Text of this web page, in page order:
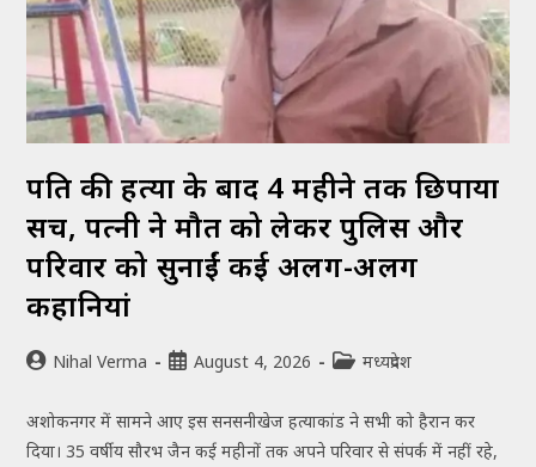
पति की हत्या के बाद 4 महीने तक छिपाया
सच, पत्नी ने मौत को लेकर पुलिस और
परिवार को सुनाईं कई अलग-अलग
कहानियां
Nihal Verma August 4, 2026 मध्यप्रदेश
अशोकनगर में सामने आए इस सनसनीखेज हत्याकांड ने सभी को हैरान कर
दिया। 35 वर्षीय सौरभ जैन कई महीनों तक अपने परिवार से संपर्क में नहीं रहे,